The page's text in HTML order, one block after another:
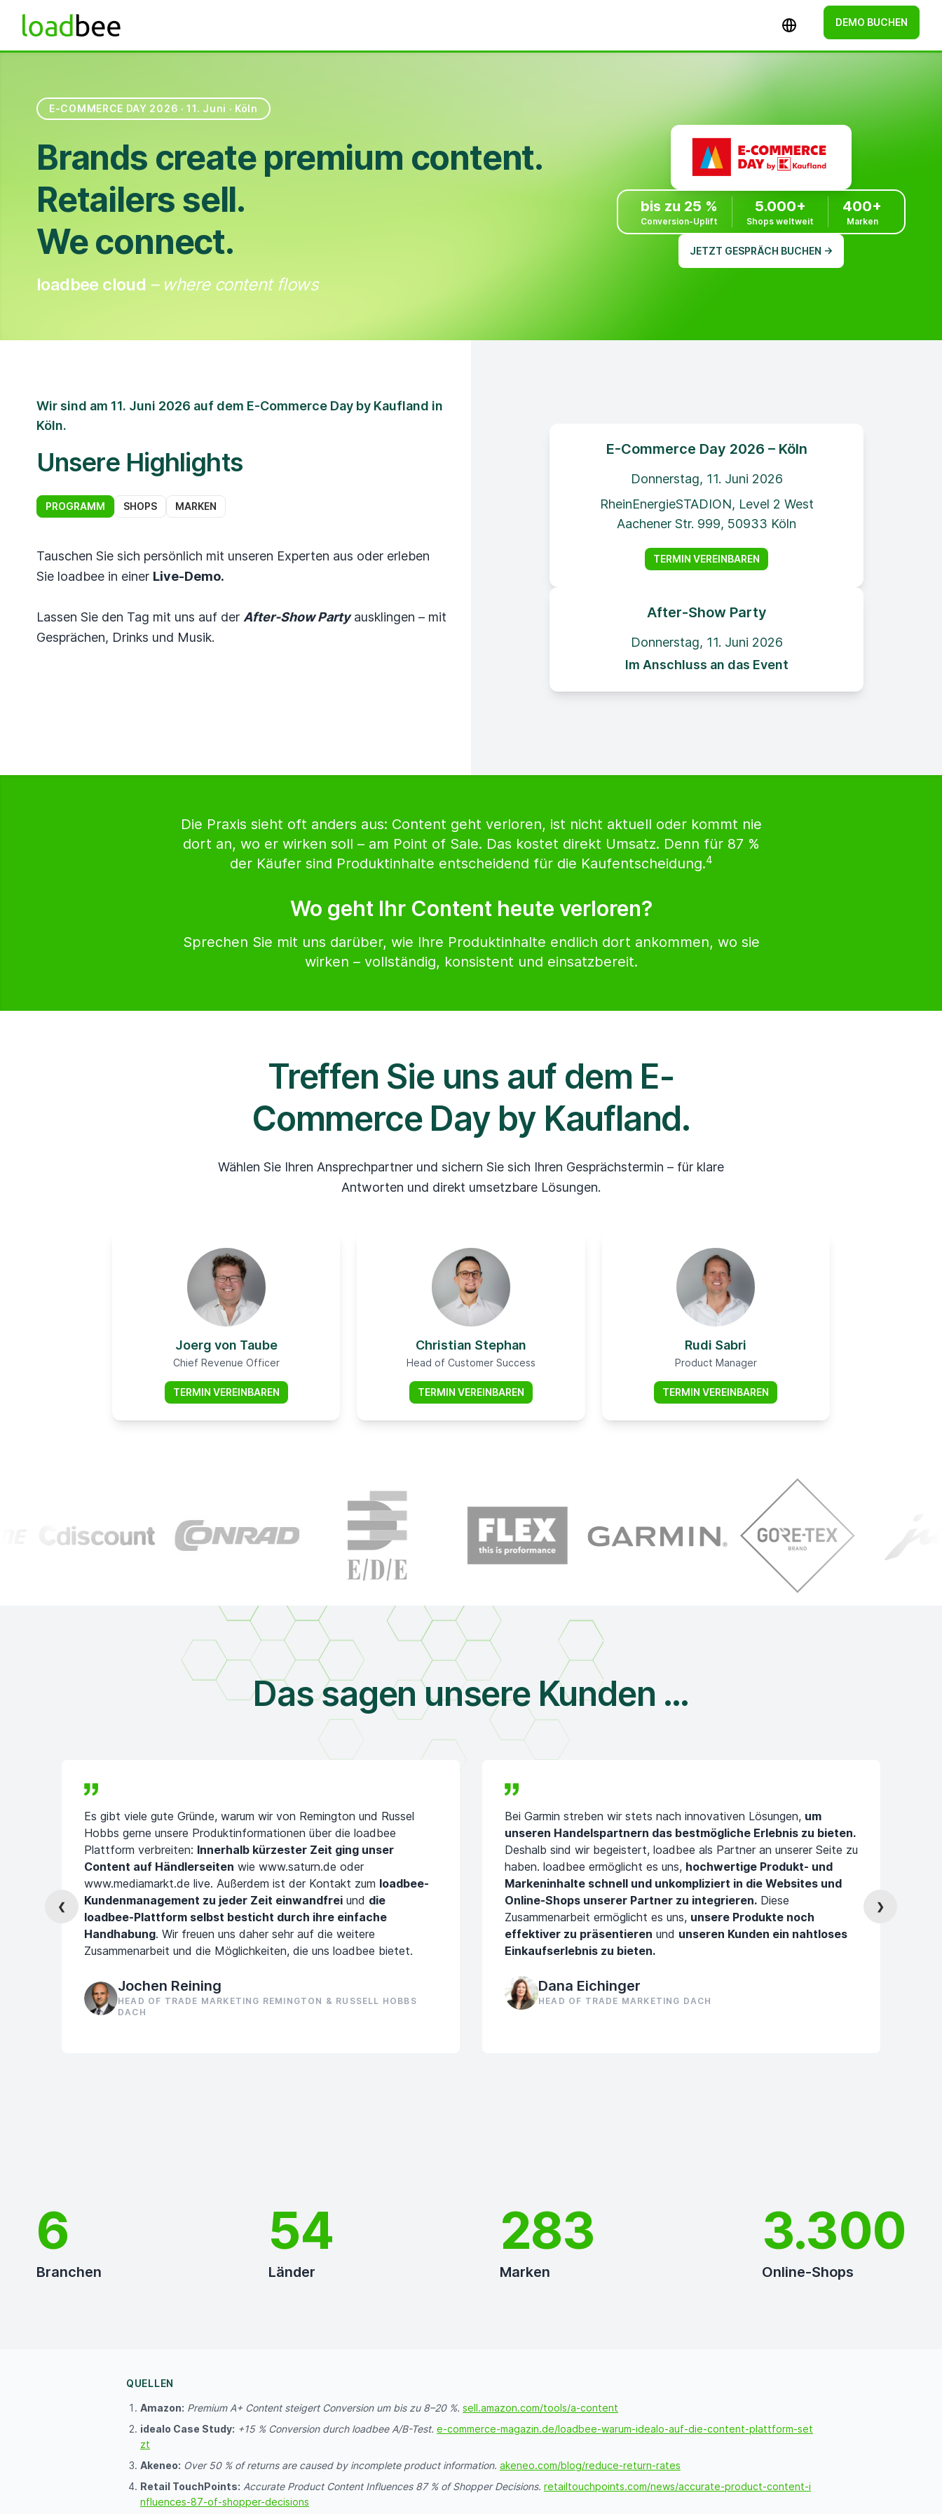
DEMO BUCHEN
E-COMMERCE DAY 2026 · 11. Juni · Köln
Brands create premium content.
Retailers sell.
We connect.
loadbee cloud – where content flows
bis zu 25 %
Conversion-Uplift
5.000+
Shops weltweit
400+
Marken
JETZT GESPRÄCH BUCHEN →
Wir sind am 11. Juni 2026 auf dem E‑Commerce Day by Kaufland in
Köln.
Unsere Highlights
PROGRAMM SHOPS MARKEN
Tauschen Sie sich persönlich mit unseren Experten aus oder erleben
Sie loadbee in einer Live-Demo.
Lassen Sie den Tag mit uns auf der After-Show Partyausklingen – mit
Gesprächen, Drinks und Musik.
E-Commerce Day 2026 – Köln
Donnerstag, 11. Juni 2026
RheinEnergieSTADION, Level 2 West
Aachener Str. 999, 50933 Köln
TERMIN VEREINBAREN
After-Show Party
Donnerstag, 11. Juni 2026
Im Anschluss an das Event
Die Praxis sieht oft anders aus: Content geht verloren, ist nicht aktuell oder kommt nie
dort an, wo er wirken soll – am Point of Sale. Das kostet direkt Umsatz. Denn für 87 %
der Käufer sind Produktinhalte entscheidend für die Kaufentscheidung.4
Wo geht Ihr Content heute verloren?
Sprechen Sie mit uns darüber, wie Ihre Produktinhalte endlich dort ankommen, wo sie
wirken – vollständig, konsistent und einsatzbereit.
Treffen Sie uns auf dem E-
Commerce Day by Kaufland.
Wählen Sie Ihren Ansprechpartner und sichern Sie sich Ihren Gesprächstermin – für klare
Antworten und direkt umsetzbare Lösungen.
Joerg von Taube
Chief Revenue Officer
TERMIN VEREINBAREN
Christian Stephan
Head of Customer Success
TERMIN VEREINBAREN
Rudi Sabri
Product Manager
TERMIN VEREINBAREN
Das sagen unsere Kunden …
Es gibt viele gute Gründe, warum wir von Remington und Russel
Hobbs gerne unsere Produktinformationen über die loadbee
Plattform verbreiten: Innerhalb kürzester Zeit ging unser
Content auf Händlerseiten wie www.saturn.de oder
www.mediamarkt.de live. Außerdem ist der Kontakt zum loadbee-
Kundenmanagement zu jeder Zeit einwandfrei und die
loadbee-Plattform selbst besticht durch ihre einfache
Handhabung. Wir freuen uns daher sehr auf die weitere
Zusammenarbeit und die Möglichkeiten, die uns loadbee bietet.
Jochen Reining
HEAD OF TRADE MARKETING REMINGTON & RUSSELL HOBBS
DACH
Bei Garmin streben wir stets nach innovativen Lösungen, um
unseren Handelspartnern das bestmögliche Erlebnis zu bieten.
Deshalb sind wir begeistert, loadbee als Partner an unserer Seite zu
haben. loadbee ermöglicht es uns, hochwertige Produkt- und
Markeninhalte schnell und unkompliziert in die Websites und
Online-Shops unserer Partner zu integrieren. Diese
Zusammenarbeit ermöglicht es uns, unsere Produkte noch
effektiver zu präsentieren und unseren Kunden ein nahtloses
Einkaufserlebnis zu bieten.
Dana Eichinger
HEAD OF TRADE MARKETING DACH
❮ ❯
9
Branchen
78
Länder
400
Marken
4.783
Online-Shops
QUELLEN
Amazon: Premium A+ Content steigert Conversion um bis zu 8–20 %. sell.amazon.com/tools/a-content
idealo Case Study: +15 % Conversion durch loadbee A/B-Test. e-commerce-magazin.de/loadbee-warum-idealo-auf-die-content-plattform-set
zt
Akeneo: Over 50 % of returns are caused by incomplete product information. akeneo.com/blog/reduce-return-rates
Retail TouchPoints: Accurate Product Content Influences 87 % of Shopper Decisions. retailtouchpoints.com/news/accurate-product-content-i
nfluences-87-of-shopper-decisions